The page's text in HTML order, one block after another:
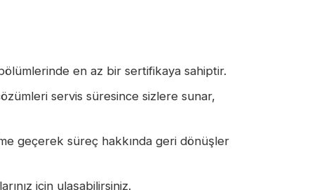
bölümlerinde en az bir sertifikaya sahiptir.
servis süresince sizlere sunar,
geçerek süreç hakkında geri dönüşler
için ulaşabilirsiniz.